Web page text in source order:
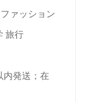
ァッション
旅行
内発送；在